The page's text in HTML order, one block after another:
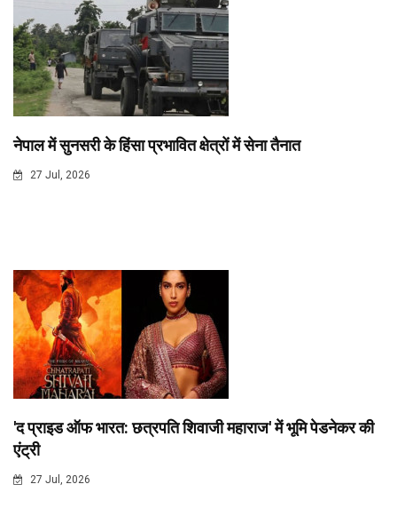
नेपाल में सुनसरी के हिंसा प्रभावित क्षेत्रों में सेना तैनात
27 Jul, 2026
'द प्राइड ऑफ भारत: छत्रपति शिवाजी महाराज' में भूमि पेडनेकर की
एंट्री
27 Jul, 2026